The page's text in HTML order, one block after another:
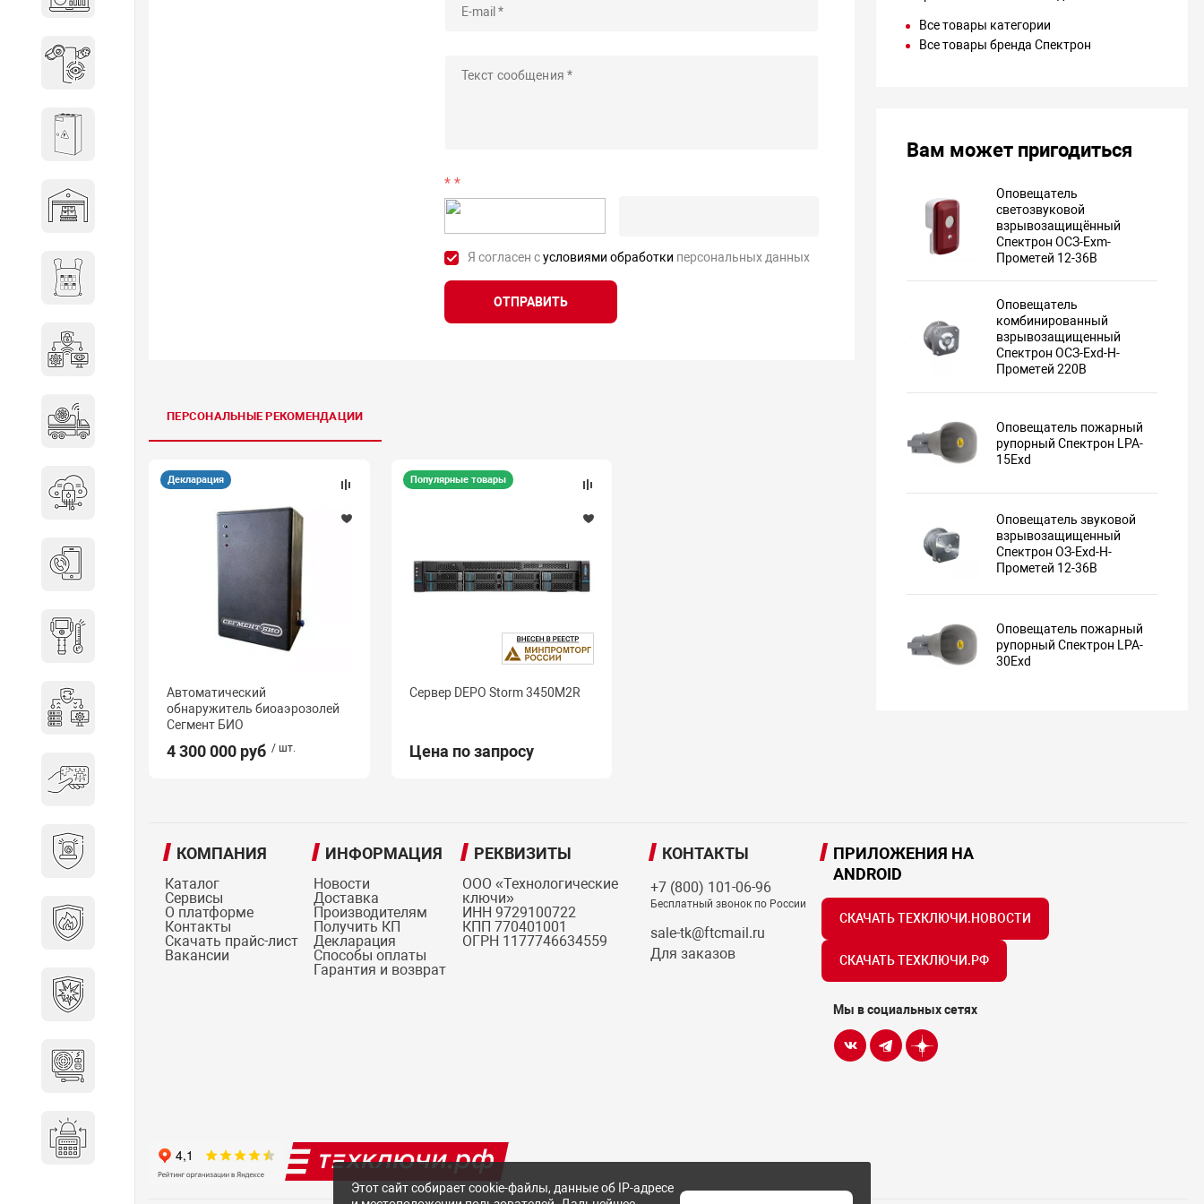
Специальные автомобили
Средства защиты информации
Тепловизионная техника
Технические средства охраны
Охранно-пожарные
сигнализации
Противопожарная
безопасность
*
Я согласен сусловиями обработки персональных данных
ОТПРАВИТЬ
ПЕРСОНАЛЬНЫЕ РЕКОМЕНДАЦИИ
Декларация
Автоматический
обнаружитель биоаэрозолей
Сегмент БИО
4 300 000 руб / шт.
Популярные товары
Сервер DEPO Storm 3450M2R
Цена по запросу
Все товары категории
Все товары бренда Спектрон
Вам может пригодиться
Оповещатель
светозвуковой
взрывозащищённый
Спектрон ОСЗ-Exm-
Прометей 12-36В
Оповещатель
комбинированный
взрывозащищенный
Спектрон ОСЗ-Exd-Н-
Прометей 220В
Оповещатель пожарный
рупорный Спектрон LPA-
15Exd
Оповещатель звуковой
взрывозащищенный
Спектрон ОЗ-Exd-Н-
Прометей 12-36В
Оповещатель пожарный
рупорный Спектрон LPA-
30Exd
КОМПАНИЯ
Каталог
Сервисы
О платформе
Контакты
Скачать прайс-лист
Вакансии
ИНФОРМАЦИЯ
Новости
Доставка
Производителям
Получить КП
Декларация
Способы оплаты
Гарантия и возврат
РЕКВИЗИТЫ
ООО «Технологические
ключи»
ИНН 9729100722
КПП 770401001
ОГРН 1177746634559
КОНТАКТЫ
+7 (800) 101-06-96
Бесплатный звонок по России
sale-tk@ftcmail.ru
Для заказов
ПРИЛОЖЕНИЯ НА
ANDROID
СКАЧАТЬ ТЕХКЛЮЧИ.НОВОСТИ
СКАЧАТЬ ТЕХКЛЮЧИ.РФ
Мы в социальных сетях
Этот сайт собирает cookie-файлы, данные об IP-адресе